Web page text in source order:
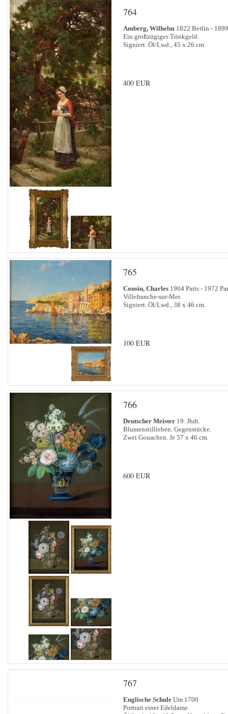
764
Amberg, Wilhelm 1822 Berlin -
Ein großzügiges Trinkgeld.
Signiert. Öl/Lwd., 45 x 26 cm.
400 EUR
765
Cousin, Charles 1904 Paris - 1972
Villefranche-sur-Mer.
Signiert. Öl/Lwd., 38 x 46 cm.
100 EUR
766
Deutscher Meister 19. Jhdt.
Blumenstillleben. Gegenstücke.
Zwei Gouachen. Je 57 x 46 cm.
600 EUR
767
Englische Schule Um 1700
Portrait einer Edeldame.